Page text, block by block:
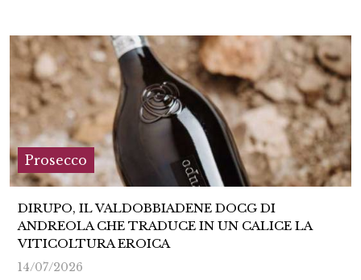
Prosecco
DIRUPO, IL VALDOBBIADENE DOCG DI
ANDREOLA CHE TRADUCE IN UN CALICE LA
VITICOLTURA EROICA
14/07/2026